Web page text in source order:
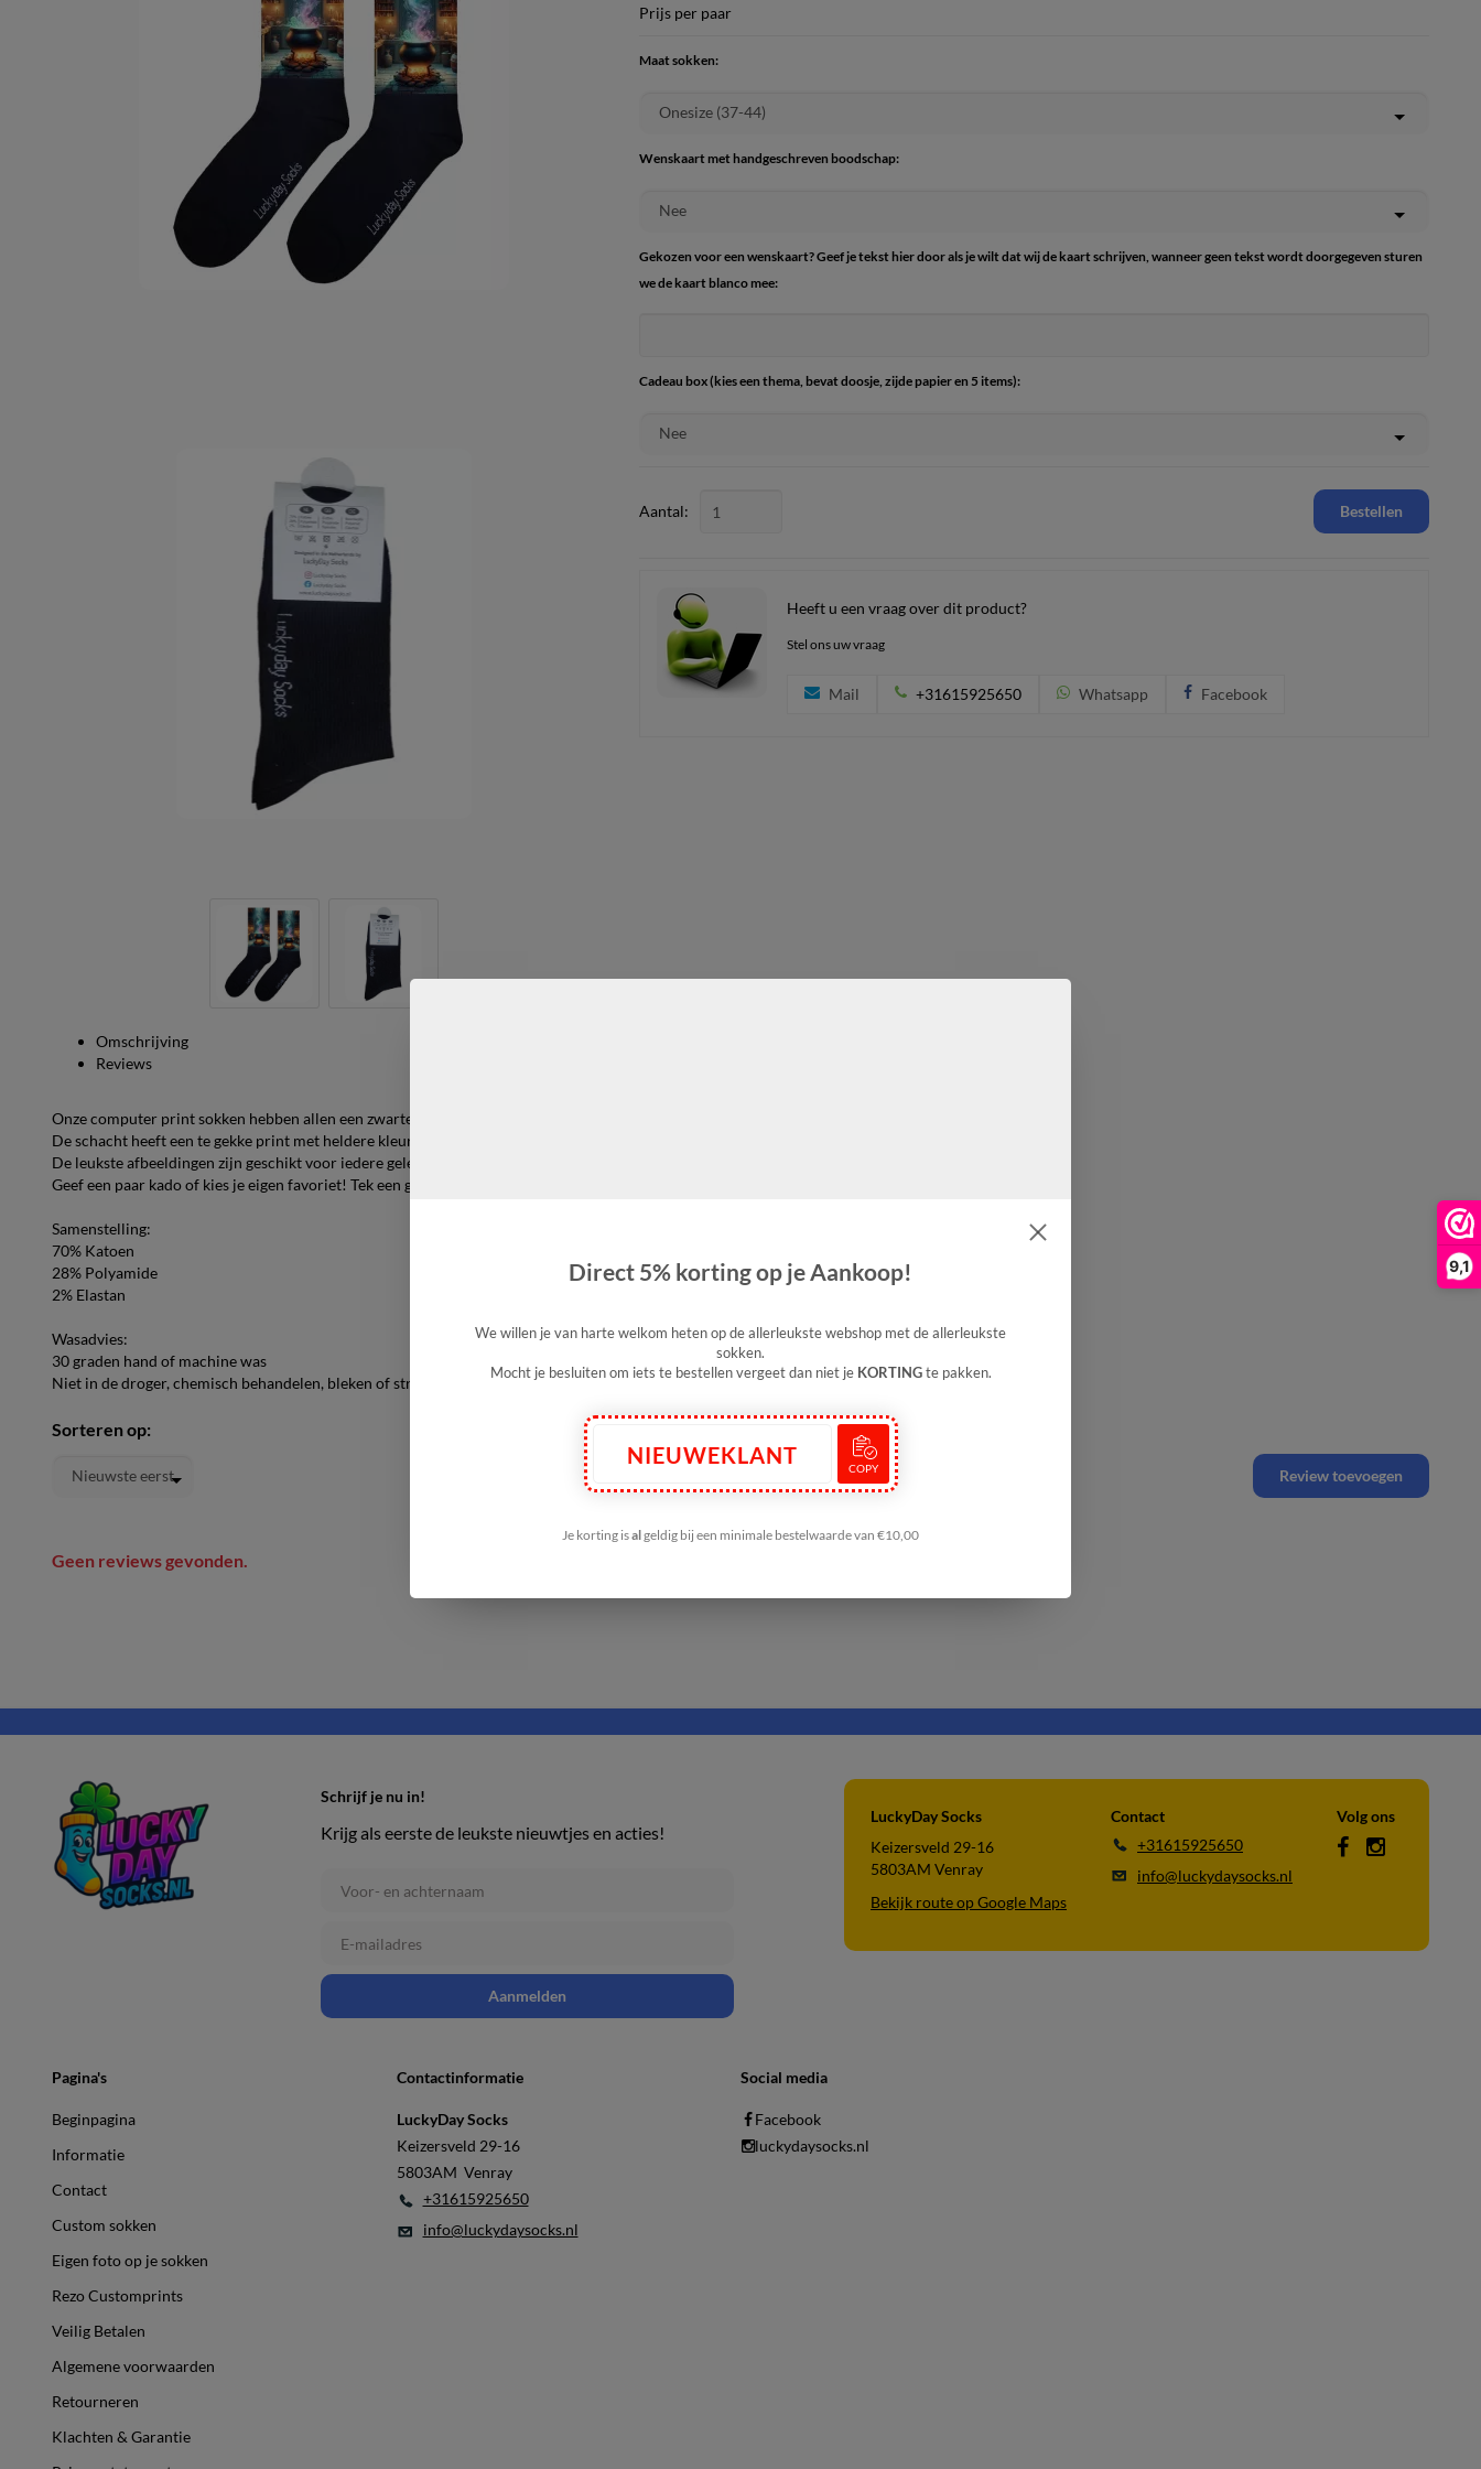
9,1
Prijs per paar
Maat sokken:
Wenskaart met handgeschreven boodschap:
Gekozen voor een wenskaart? Geef je tekst hier door als je wilt dat wij de kaart schrijven, wanneer geen tekst wordt doorgegeven sturen
we de kaart blanco mee:
Cadeau box (kies een thema, bevat doosje, zijde papier en 5 items):
Aantal: Bestellen
Heeft u een vraag over dit product?
Stel ons uw vraag
Mail +31615925650 Whatsapp Facebook
Omschrijving
Reviews
Onze computer print sokken hebben allen een zwarte voet van 100% katoen met een polyamide schacht.
De schacht heeft een te gekke print met heldere kleuren en unieke designs.
De leukste afbeeldingen zijn geschikt voor iedere gelegenheid, denk aan een opkikker, bedankje, een feestje, beterschapwens en meer....
Geef een paar kado of kies je eigen favoriet! Tek een goed gevoel aan met de sokken van LuckyDay Socks!
Samenstelling:
70% Katoen
28% Polyamide
2% Elastan
Wasadvies:
30 graden hand of machine was
Niet in de droger, chemisch behandelen, bleken of strijken
Sorteren op:
Review toevoegen
Geen reviews gevonden.
Schrijf je nu in!
Krijg als eerste de leukste nieuwtjes en acties!
Aanmelden
LuckyDay Socks
Keizersveld 29-16
5803AM Venray
Bekijk route op Google Maps
Contact
+31615925650
info@luckydaysocks.nl
Volg ons
Pagina's
Beginpagina
Informatie
Contact
Custom sokken
Eigen foto op je sokken
Rezo Customprints
Veilig Betalen
Algemene voorwaarden
Retourneren
Klachten & Garantie
Contactinformatie
LuckyDay Socks
Keizersveld 29-16
5803AM Venray
+31615925650
info@luckydaysocks.nl
Social media
Facebook
luckydaysocks.nl
Direct 5% korting op je Aankoop!
We willen je van harte welkom heten op de allerleukste webshop met de allerleukste
sokken.
Mocht je besluiten om iets te bestellen vergeet dan niet je KORTINGte pakken.
NIEUWEKLANT COPY
Je korting isalgeldig bij een minimale bestelwaarde van €10,00